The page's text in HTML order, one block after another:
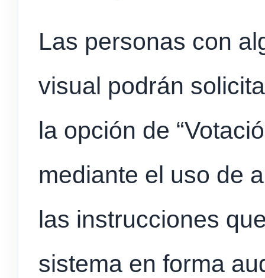
Las personas con
visual podrán
la opción de
mediante el uso de
las instrucciones
sistema en forma